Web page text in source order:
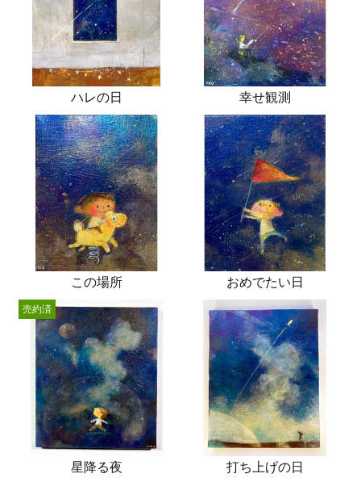
ハレの日 幸せ観測
この場所 おめでたい日
星降る夜
売約済
打ち上げの日